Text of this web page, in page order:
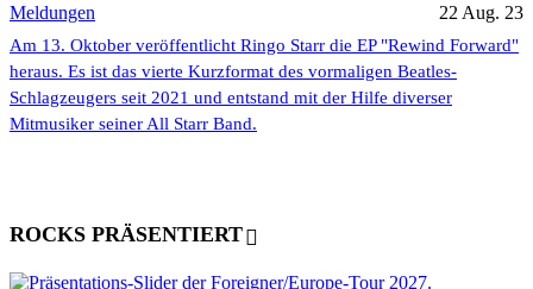
Meldungen 22 Aug. 23
Am 13. Oktober veröffentlicht Ringo Starr die EP "Rewind Forward"
heraus. Es ist das vierte Kurzformat des vormaligen Beatles-
Schlagzeugers seit 2021 und entstand mit der Hilfe diverser
Mitmusiker seiner All Starr Band.
ROCKS PRÄSENTIERT